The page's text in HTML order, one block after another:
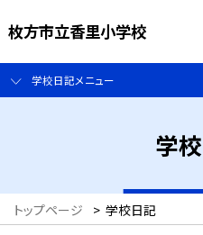
枚方市立香里小学校
学校日記メニュー
学
トップページ > 学校日記